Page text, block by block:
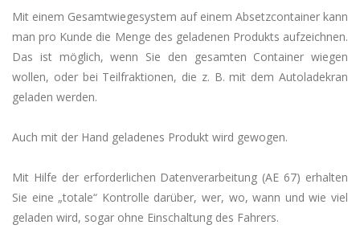
Mit einem Gesamtwiegesystem auf einem Absetzcontainer kann
man pro Kunde die Menge des geladenen Produkts aufzeichnen.
Das ist möglich, wenn Sie den gesamten Container wiegen
wollen, oder bei Teilfraktionen, die z. B. mit dem Autoladekran
geladen werden.
Auch mit der Hand geladenes Produkt wird gewogen.
Mit Hilfe der erforderlichen Datenverarbeitung (AE 67) erhalten
Sie eine „totale“ Kontrolle darüber, wer, wo, wann und wie viel
geladen wird, sogar ohne Einschaltung des Fahrers.